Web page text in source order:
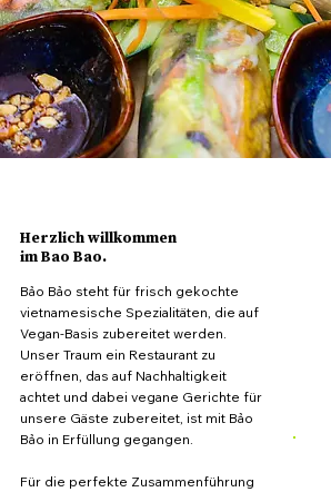
Herzlich willkommen
im Bao Bao.
Bảo Bảo steht für frisch gekochte
vietnamesische Spezialitäten, die auf
Vegan-Basis zubereitet werden.
Unser Traum ein Restaurant zu
eröffnen, das auf Nachhaltigkeit
achtet und dabei vegane Gerichte für
unsere Gäste zubereitet, ist mit Bảo
Bảo in Erfüllung gegangen.
Für die perfekte Zusammenführung